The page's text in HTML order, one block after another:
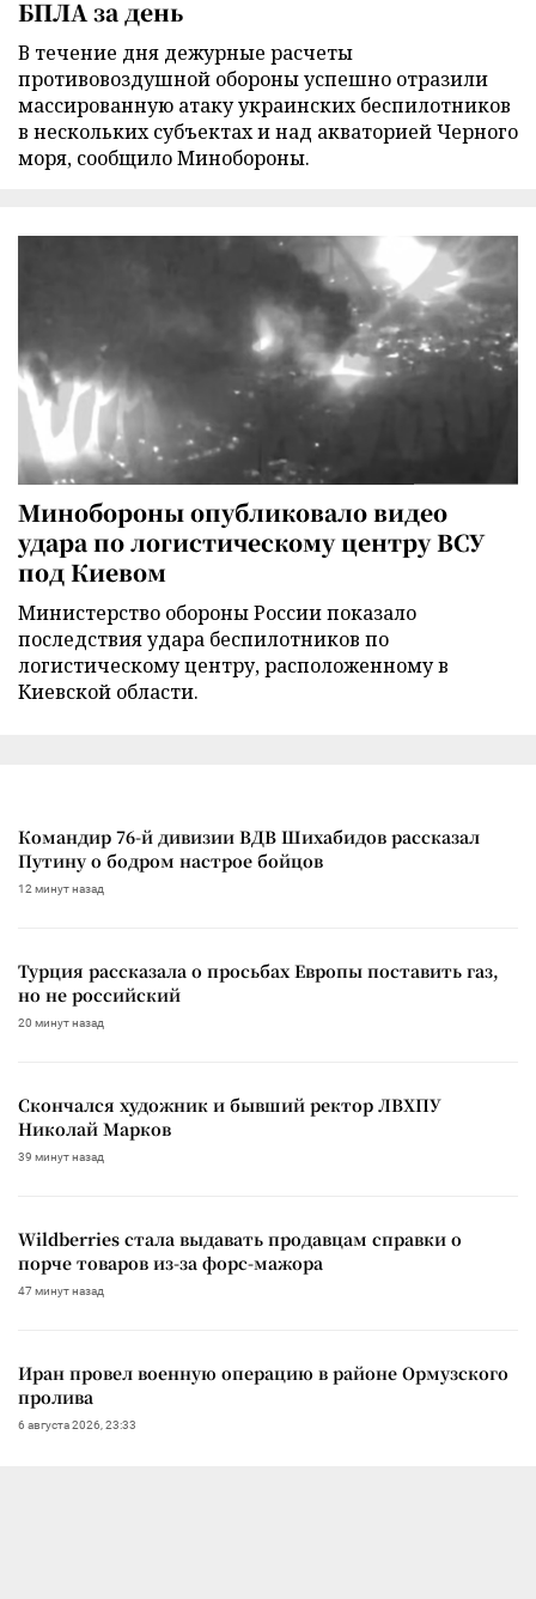
БПЛА за день
В течение дня дежурные расчеты
противовоздушной обороны успешно отразили
массированную атаку украинских беспилотников
в нескольких субъектах и над акваторией Черного
моря, сообщило Минобороны.
Минобороны опубликовало видео
удара по логистическому центру ВСУ
под Киевом
Министерство обороны России показало
последствия удара беспилотников по
логистическому центру, расположенному в
Киевской области.
Командир 76-й дивизии ВДВ Шихабидов рассказал
Путину о бодром настрое бойцов
12 минут назад
Турция рассказала о просьбах Европы поставить газ,
но не российский
20 минут назад
Скончался художник и бывший ректор ЛВХПУ
Николай Марков
39 минут назад
Wildberries стала выдавать продавцам справки о
порче товаров из-за форс-мажора
47 минут назад
Иран провел военную операцию в районе Ормузского
пролива
6 августа 2026, 23:33